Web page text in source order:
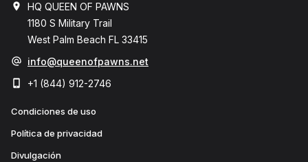
HQ QUEEN OF PAWNS
1180 S Military Trail
West Palm Beach FL 33415
info@queenofpawns.net
+1 (844) 912-2746
Condiciones de uso
Política de privacidad
Divulgación